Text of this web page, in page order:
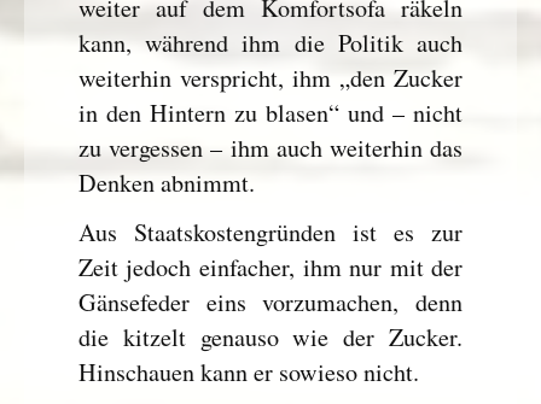
weiter auf dem Komfortsofa räkeln
kann, während ihm die Politik auch
weiterhin verspricht, ihm „den Zucker
in den Hintern zu blasen“ und – nicht
zu vergessen – ihm auch weiterhin das
Denken abnimmt.
Aus Staatskostengründen ist es zur
Zeit jedoch einfacher, ihm nur mit der
Gänsefeder eins vorzumachen, denn
die kitzelt genauso wie der Zucker.
Hinschauen kann er sowieso nicht.